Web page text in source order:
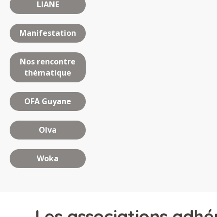
LIANE
Manifestation
Nos rencontre
thématique
OFA Guyane
Olva
Woka